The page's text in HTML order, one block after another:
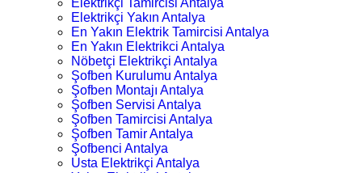
Elektrikçi Tamircisi Antalya
Elektrikçi Yakın Antalya
En Yakın Elektrik Tamircisi Antalya
En Yakın Elektrikci Antalya
Nöbetçi Elektrikçi Antalya
Şofben Kurulumu Antalya
Şofben Montajı Antalya
Şofben Servisi Antalya
Şofben Tamircisi Antalya
Şofben Tamir Antalya
Şofbenci Antalya
Usta Elektrikçi Antalya